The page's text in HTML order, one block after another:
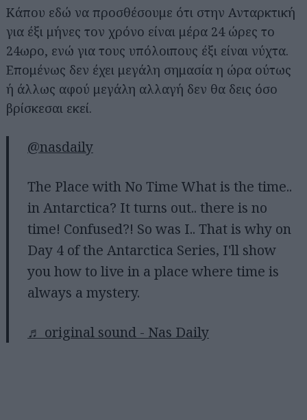
Κάπου εδώ να προσθέσουμε ότι στην Ανταρκτική
για έξι μήνες τον χρόνο είναι μέρα 24 ώρες το
24ωρο, ενώ για τους υπόλοιπους έξι είναι νύχτα.
Επομένως δεν έχει μεγάλη σημασία η ώρα ούτως
ή άλλως αφού μεγάλη αλλαγή δεν θα δεις όσο
βρίσκεσαι εκεί.
@nasdaily
The Place with No Time What is the time..
in Antarctica? It turns out.. there is no
time! Confused?! So was I.. That is why on
Day 4 of the Antarctica Series, I'll show
you how to live in a place where time is
always a mystery.
♬ original sound - Nas Daily